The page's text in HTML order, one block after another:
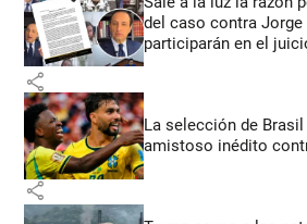
del caso contra
participarán en el
share
La selección de
amistoso inédito
share